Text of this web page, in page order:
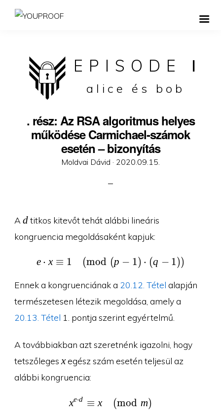
EPISODE I
alice és bob
. rész: Az RSA algoritmus helyes
működése Carmichael-számok
esetén – bizonyítás
Moldvai Dávid · Posted
2020.09.15.
A d
dtitkos kitevőt tehát alábbi lineáris
kongruencia megoldásaként kapjuk:
e\cdot x\equiv
e ⋅ x ≡ 1 (mod (p − 1) ⋅ (q − 1))
Ennek a kongruenciának a 20.12. Tétel alapján
természetesen létezik megoldása, amely a
20.13. Tétel 1. pontja szerint egyértelmű.
A továbbiakban azt szeretnénk igazolni, hogy
tetszőlegesx
xegész szám esetén teljesül az
alábbi kongruencia:
x^{e\cdot d}\equiv
xe⋅d ≡ x (mod m)